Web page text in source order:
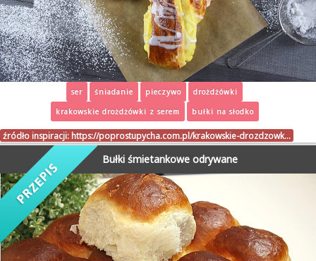
ser śniadanie pieczywo
drożdżówki
krakowskie drożdżówki z serem
bułki na słodko
źródło inspiracji: https://poprostupycha.com.pl/krakowskie-drozdzowk…
Bułki śmietankowe odrywane